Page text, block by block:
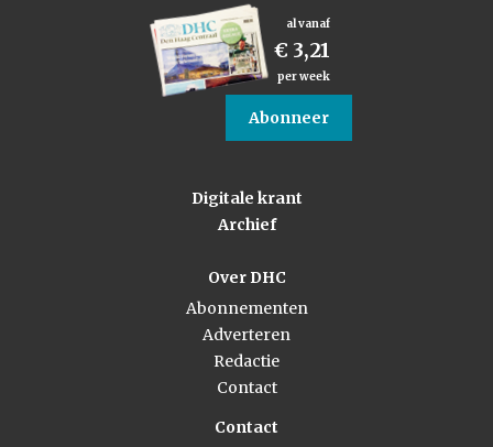
al vanaf
€ 3,21
per week
Abonneer
Digitale krant
Archief
Over DHC
Abonnementen
Adverteren
Redactie
Contact
Contact